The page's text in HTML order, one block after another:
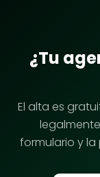
¿Tu
El alta es
formulario y